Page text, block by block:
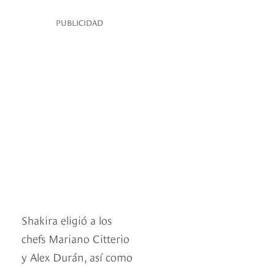
PUBLICIDAD
Shakira eligió a los
chefs Mariano Citterio
y Alex Durán, así como